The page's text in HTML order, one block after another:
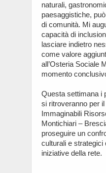
naturali,
paesaggistiche,
di comunità. Mi
capacità di
lasciare indietro
come valore
all’Osteria Sociale
momento
Questa settimana i
si ritroveranno per
Immaginabili
Montichiari –
proseguire un
culturali e strategici
iniziative della rete.